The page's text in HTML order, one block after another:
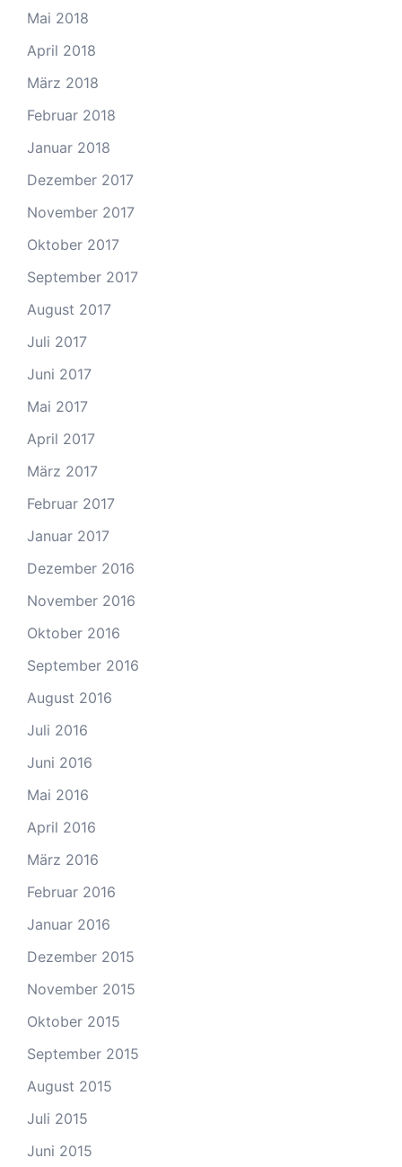
Mai 2018
April 2018
März 2018
Februar 2018
Januar 2018
Dezember 2017
November 2017
Oktober 2017
September 2017
August 2017
Juli 2017
Juni 2017
Mai 2017
April 2017
März 2017
Februar 2017
Januar 2017
Dezember 2016
November 2016
Oktober 2016
September 2016
August 2016
Juli 2016
Juni 2016
Mai 2016
April 2016
März 2016
Februar 2016
Januar 2016
Dezember 2015
November 2015
Oktober 2015
September 2015
August 2015
Juli 2015
Juni 2015